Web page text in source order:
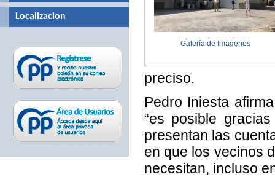
Galería de Imagenes
preciso.
Pedro Iniesta
“es posible
presentan las
en que los vecinos
necesitan, incluso
Localizacion